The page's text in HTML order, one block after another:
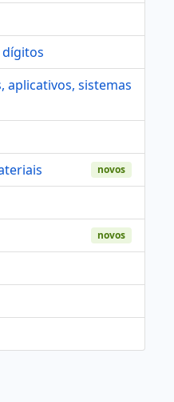
dígitos
aplicativos, sistemas
novos
novos